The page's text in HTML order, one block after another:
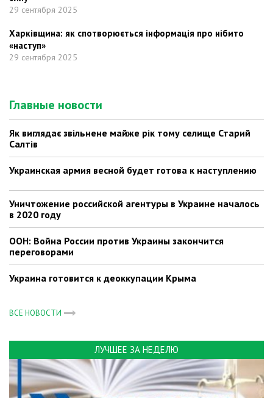
29 сентября 2025
Харківщина: як спотворюється інформація про нібито
«наступ»
29 сентября 2025
Главные новости
Як виглядає звільнене майже рік тому селище Старий
Салтів
Украинская армия весной будет готова к наступлению
Уничтожение российской агентуры в Украине началось
в 2020 году
ООН: Война России против Украины закончится
переговорами
Украина готовится к деоккупации Крыма
ВСЕ НОВОСТИ
ЛУЧШЕЕ ЗА НЕДЕЛЮ